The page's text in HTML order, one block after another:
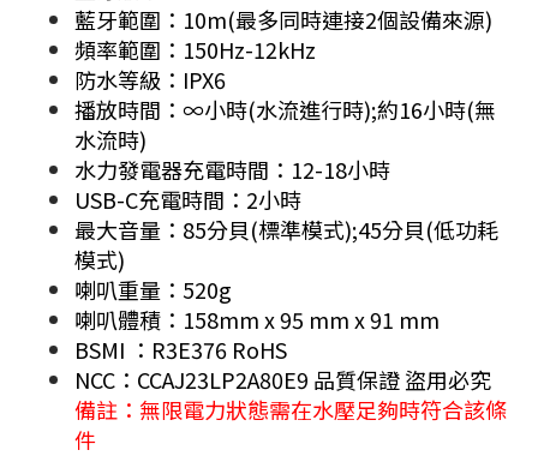
藍牙範圍：10m(最多同時連接2個設備來源)
頻率範圍：150Hz-12kHz
防水等級：IPX6
播放時間：∞小時(水流進行時);約16小時(無
水流時)
水力發電器充電時間：12-18小時
USB-C充電時間：2小時
最大音量：85分貝(標準模式);45分貝(低功耗
模式)
喇叭重量：520g
喇叭體積：158mm x 95 mm x 91 mm
BSMI ：R3E376 RoHS
NCC：CCAJ23LP2A80E9 品質保證 盜用必究
備註：無限電力狀態需在水壓足夠時符合該條
件